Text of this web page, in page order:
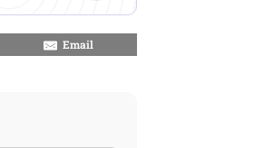
Email